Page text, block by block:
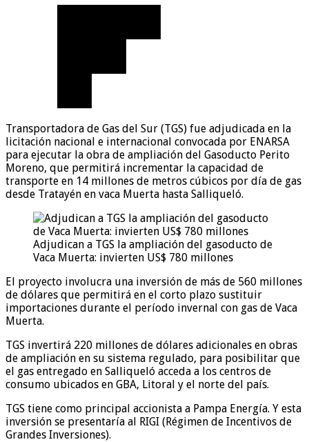
Transportadora de Gas del Sur (TGS) fue adjudicada en la
licitación nacional e internacional convocada por ENARSA
para ejecutar la obra de ampliación del Gasoducto Perito
Moreno, que permitirá incrementar la capacidad de
transporte en 14 millones de metros cúbicos por día de gas
desde Tratayén en vaca Muerta hasta Salliqueló.
Adjudican a TGS la ampliación del gasoducto de
Vaca Muerta: invierten US$ 780 millones
El proyecto involucra una inversión de más de 560 millones
de dólares que permitirá en el corto plazo sustituir
importaciones durante el período invernal con gas de Vaca
Muerta.
TGS invertirá 220 millones de dólares adicionales en obras
de ampliación en su sistema regulado, para posibilitar que
el gas entregado en Salliqueló acceda a los centros de
consumo ubicados en GBA, Litoral y el norte del país.
TGS tiene como principal accionista a Pampa Energía. Y esta
inversión se presentaría al RIGI (Régimen de Incentivos de
Grandes Inversiones).